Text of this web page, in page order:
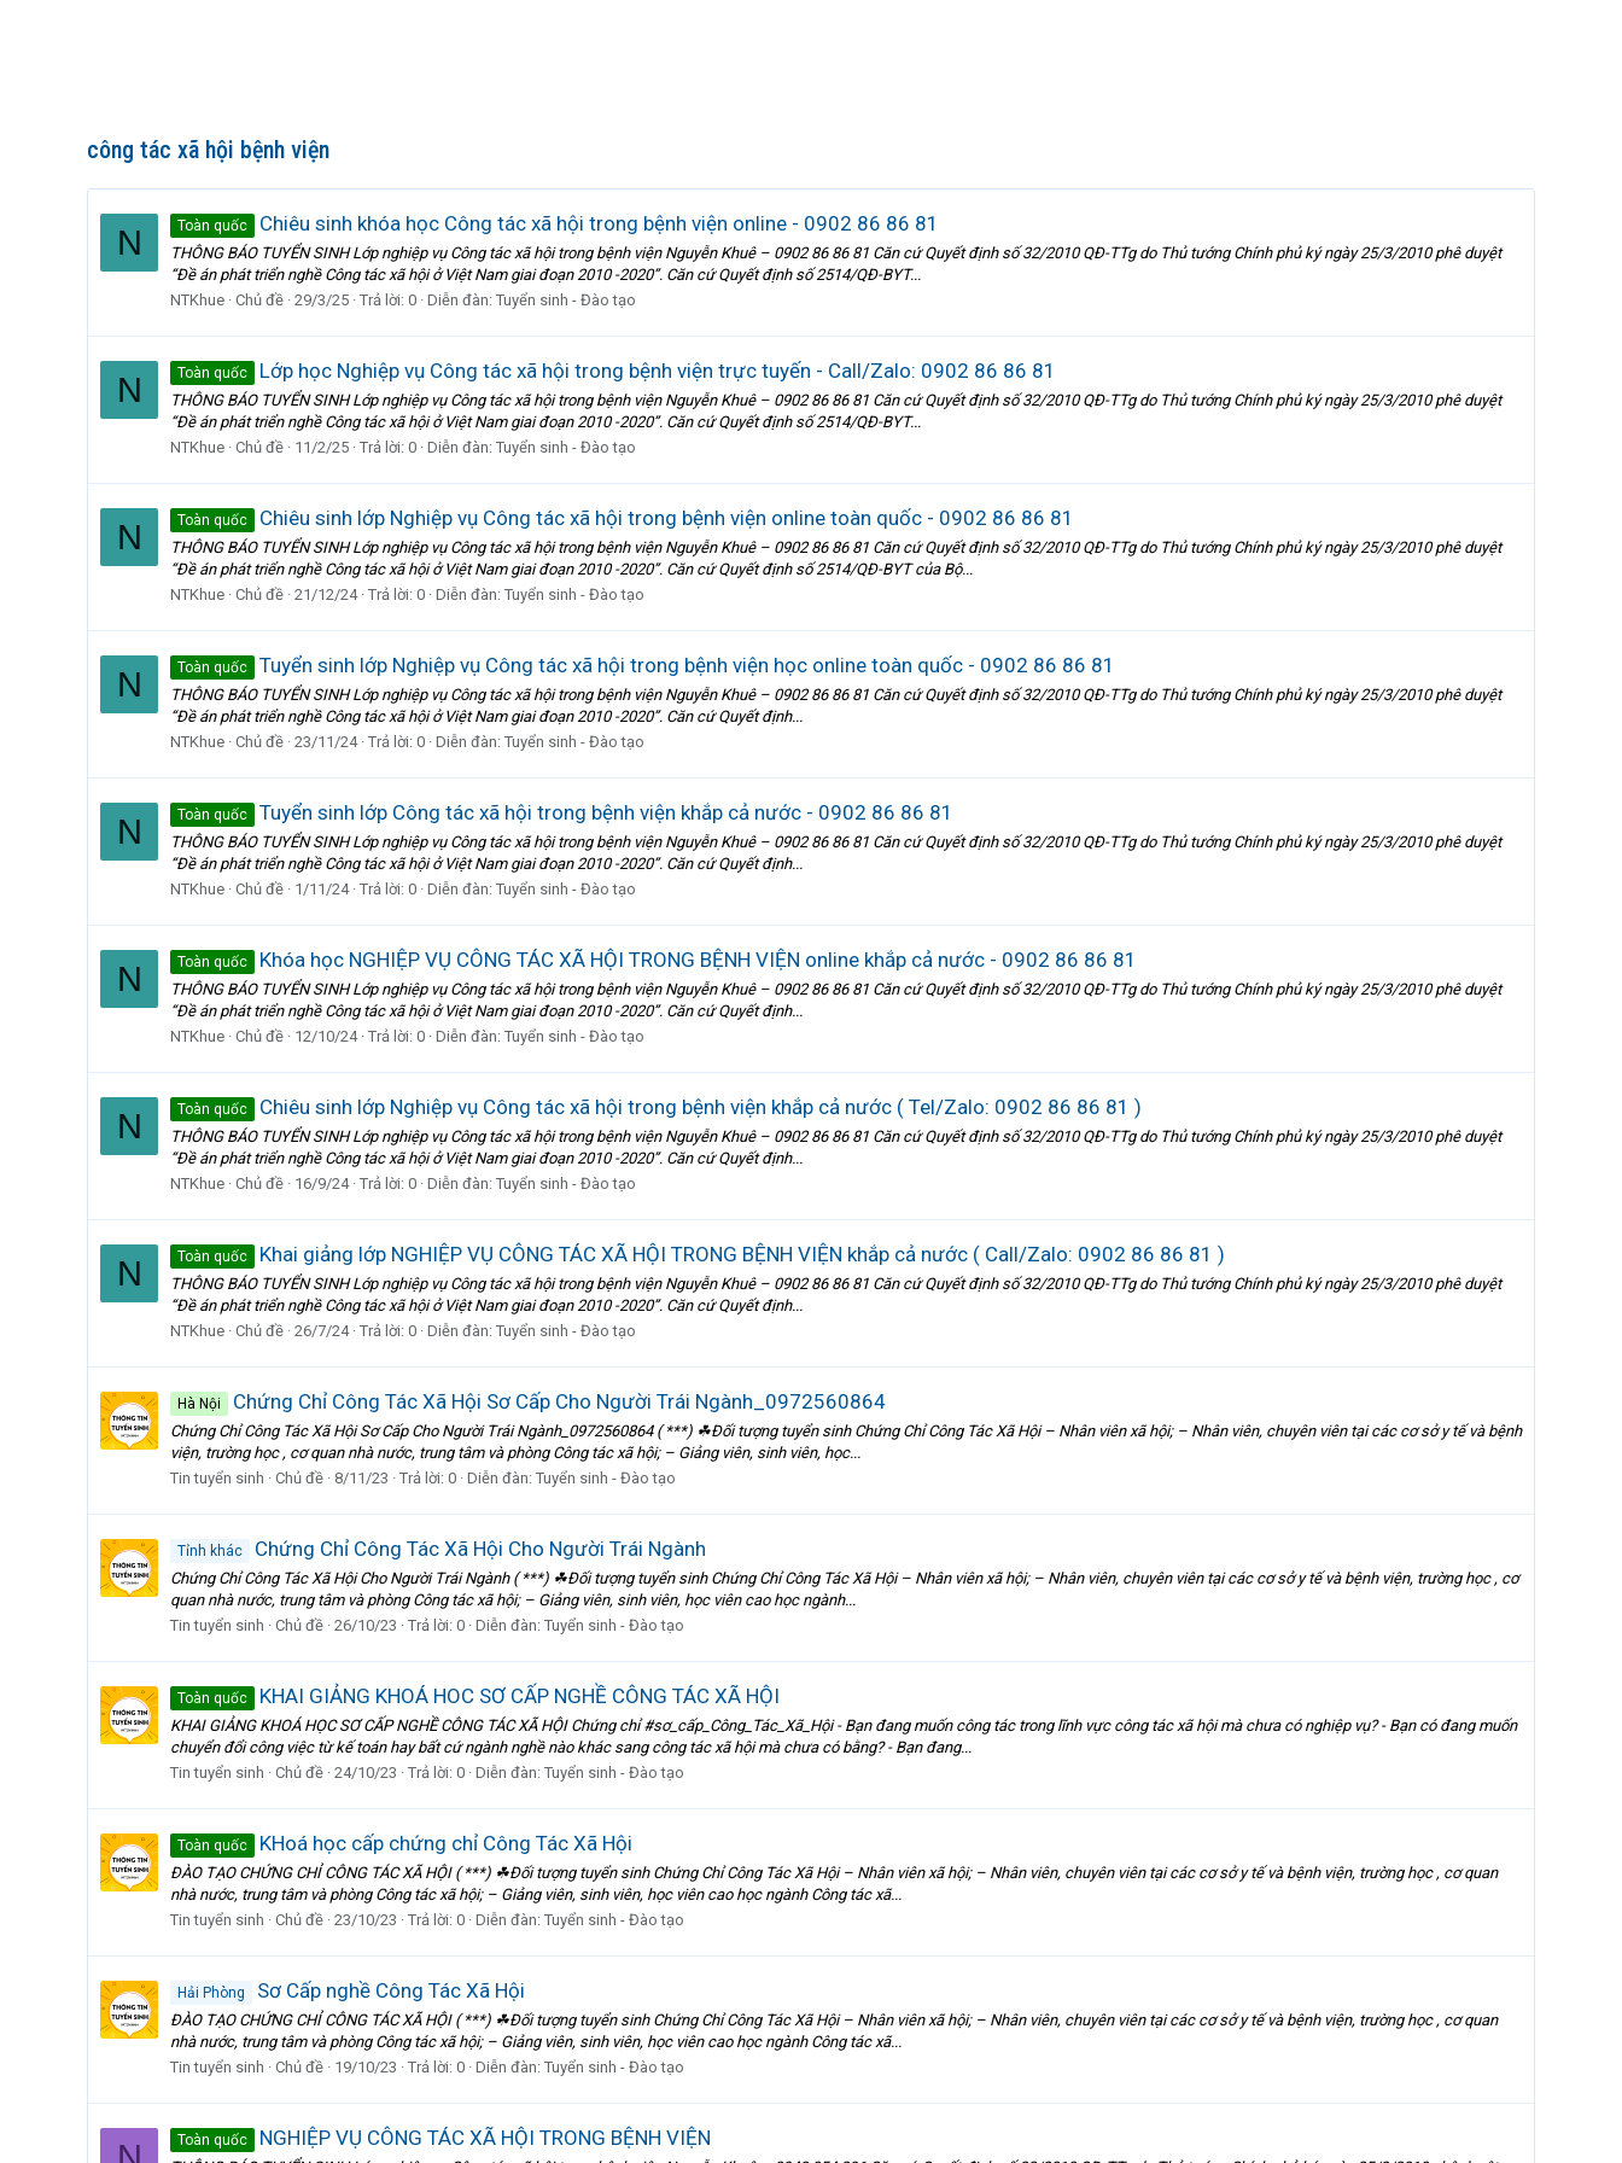
công tác xã hội bệnh viện
N Toàn quốc Chiêu sinh khóa học Công tác xã hội trong bệnh viện online - 0902 86 86 81
THÔNG BÁO TUYỂN SINH Lớp nghiệp vụ Công tác xã hội trong bệnh viện Nguyễn Khuê – 0902 86 86 81 Căn cứ Quyết định số 32/2010 QĐ-TTg do Thủ tướng Chính phủ ký ngày 25/3/2010 phê duyệt
“Đề án phát triển nghề Công tác xã hội ở Việt Nam giai đoạn 2010 -2020”. Căn cứ Quyết định số 2514/QĐ-BYT...
NTKhue Chủ đề 29/3/25 Trả lời: 0 Diễn đàn: Tuyển sinh - Đào tạo
N Toàn quốc Lớp học Nghiệp vụ Công tác xã hội trong bệnh viện trực tuyến - Call/Zalo: 0902 86 86 81
THÔNG BÁO TUYỂN SINH Lớp nghiệp vụ Công tác xã hội trong bệnh viện Nguyễn Khuê – 0902 86 86 81 Căn cứ Quyết định số 32/2010 QĐ-TTg do Thủ tướng Chính phủ ký ngày 25/3/2010 phê duyệt
“Đề án phát triển nghề Công tác xã hội ở Việt Nam giai đoạn 2010 -2020”. Căn cứ Quyết định số 2514/QĐ-BYT...
NTKhue Chủ đề 11/2/25 Trả lời: 0 Diễn đàn: Tuyển sinh - Đào tạo
N Toàn quốc Chiêu sinh lớp Nghiệp vụ Công tác xã hội trong bệnh viện online toàn quốc - 0902 86 86 81
THÔNG BÁO TUYỂN SINH Lớp nghiệp vụ Công tác xã hội trong bệnh viện Nguyễn Khuê – 0902 86 86 81 Căn cứ Quyết định số 32/2010 QĐ-TTg do Thủ tướng Chính phủ ký ngày 25/3/2010 phê duyệt
“Đề án phát triển nghề Công tác xã hội ở Việt Nam giai đoạn 2010 -2020”. Căn cứ Quyết định số 2514/QĐ-BYT của Bộ...
NTKhue Chủ đề 21/12/24 Trả lời: 0 Diễn đàn: Tuyển sinh - Đào tạo
N Toàn quốc Tuyển sinh lớp Nghiệp vụ Công tác xã hội trong bệnh viện học online toàn quốc - 0902 86 86 81
THÔNG BÁO TUYỂN SINH Lớp nghiệp vụ Công tác xã hội trong bệnh viện Nguyễn Khuê – 0902 86 86 81 Căn cứ Quyết định số 32/2010 QĐ-TTg do Thủ tướng Chính phủ ký ngày 25/3/2010 phê duyệt
“Đề án phát triển nghề Công tác xã hội ở Việt Nam giai đoạn 2010 -2020”. Căn cứ Quyết định...
NTKhue Chủ đề 23/11/24 Trả lời: 0 Diễn đàn: Tuyển sinh - Đào tạo
N Toàn quốc Tuyển sinh lớp Công tác xã hội trong bệnh viện khắp cả nước - 0902 86 86 81
THÔNG BÁO TUYỂN SINH Lớp nghiệp vụ Công tác xã hội trong bệnh viện Nguyễn Khuê – 0902 86 86 81 Căn cứ Quyết định số 32/2010 QĐ-TTg do Thủ tướng Chính phủ ký ngày 25/3/2010 phê duyệt
“Đề án phát triển nghề Công tác xã hội ở Việt Nam giai đoạn 2010 -2020”. Căn cứ Quyết định...
NTKhue Chủ đề 1/11/24 Trả lời: 0 Diễn đàn: Tuyển sinh - Đào tạo
N Toàn quốc Khóa học NGHIỆP VỤ CÔNG TÁC XÃ HỘI TRONG BỆNH VIỆN online khắp cả nước - 0902 86 86 81
THÔNG BÁO TUYỂN SINH Lớp nghiệp vụ Công tác xã hội trong bệnh viện Nguyễn Khuê – 0902 86 86 81 Căn cứ Quyết định số 32/2010 QĐ-TTg do Thủ tướng Chính phủ ký ngày 25/3/2010 phê duyệt
“Đề án phát triển nghề Công tác xã hội ở Việt Nam giai đoạn 2010 -2020”. Căn cứ Quyết định...
NTKhue Chủ đề 12/10/24 Trả lời: 0 Diễn đàn: Tuyển sinh - Đào tạo
N Toàn quốc Chiêu sinh lớp Nghiệp vụ Công tác xã hội trong bệnh viện khắp cả nước ( Tel/Zalo: 0902 86 86 81 )
THÔNG BÁO TUYỂN SINH Lớp nghiệp vụ Công tác xã hội trong bệnh viện Nguyễn Khuê – 0902 86 86 81 Căn cứ Quyết định số 32/2010 QĐ-TTg do Thủ tướng Chính phủ ký ngày 25/3/2010 phê duyệt
“Đề án phát triển nghề Công tác xã hội ở Việt Nam giai đoạn 2010 -2020”. Căn cứ Quyết định...
NTKhue Chủ đề 16/9/24 Trả lời: 0 Diễn đàn: Tuyển sinh - Đào tạo
N Toàn quốc Khai giảng lớp NGHIỆP VỤ CÔNG TÁC XÃ HỘI TRONG BỆNH VIỆN khắp cả nước ( Call/Zalo: 0902 86 86 81 )
THÔNG BÁO TUYỂN SINH Lớp nghiệp vụ Công tác xã hội trong bệnh viện Nguyễn Khuê – 0902 86 86 81 Căn cứ Quyết định số 32/2010 QĐ-TTg do Thủ tướng Chính phủ ký ngày 25/3/2010 phê duyệt
“Đề án phát triển nghề Công tác xã hội ở Việt Nam giai đoạn 2010 -2020”. Căn cứ Quyết định...
NTKhue Chủ đề 26/7/24 Trả lời: 0 Diễn đàn: Tuyển sinh - Đào tạo
Hà Nội Chứng Chỉ Công Tác Xã Hội Sơ Cấp Cho Người Trái Ngành_0972560864
Chứng Chỉ Công Tác Xã Hội Sơ Cấp Cho Người Trái Ngành_0972560864 ( ***) ☘Đối tượng tuyển sinh Chứng Chỉ Công Tác Xã Hội – Nhân viên xã hội; – Nhân viên, chuyên viên tại các cơ sở y tế và bệnh
viện, trường học , cơ quan nhà nước, trung tâm và phòng Công tác xã hội; – Giảng viên, sinh viên, học...
Tin tuyển sinh
Chủ đề 8/11/23 Trả lời: 0 Diễn đàn: Tuyển sinh - Đào tạo
Tỉnh khác Chứng Chỉ Công Tác Xã Hội Cho Người Trái Ngành
Chứng Chỉ Công Tác Xã Hội Cho Người Trái Ngành ( ***) ☘Đối tượng tuyển sinh Chứng Chỉ Công Tác Xã Hội – Nhân viên xã hội; – Nhân viên, chuyên viên tại các cơ sở y tế và bệnh viện, trường học , cơ
quan nhà nước, trung tâm và phòng Công tác xã hội; – Giảng viên, sinh viên, học viên cao học ngành...
Tin tuyển sinh
Chủ đề 26/10/23 Trả lời: 0 Diễn đàn: Tuyển sinh - Đào tạo
Toàn quốc KHAI GIẢNG KHOÁ HOC SƠ CẤP NGHỀ CÔNG TÁC XÃ HỘI
KHAI GIẢNG KHOÁ HỌC SƠ CẤP NGHỀ CÔNG TÁC XÃ HỘI Chứng chỉ #sơ_cấp_Công_Tác_Xã_Hội - Bạn đang muốn công tác trong lĩnh vực công tác xã hội mà chưa có nghiệp vụ? - Bạn có đang muốn
chuyển đổi công việc từ kế toán hay bất cứ ngành nghề nào khác sang công tác xã hội mà chưa có bằng? - Bạn đang...
Tin tuyển sinh
Chủ đề 24/10/23 Trả lời: 0 Diễn đàn: Tuyển sinh - Đào tạo
Toàn quốc KHoá học cấp chứng chỉ Công Tác Xã Hội
ĐÀO TẠO CHỨNG CHỈ CÔNG TÁC XÃ HỘI ( ***) ☘Đối tượng tuyển sinh Chứng Chỉ Công Tác Xã Hội – Nhân viên xã hội; – Nhân viên, chuyên viên tại các cơ sở y tế và bệnh viện, trường học , cơ quan
nhà nước, trung tâm và phòng Công tác xã hội; – Giảng viên, sinh viên, học viên cao học ngành Công tác xã...
Tin tuyển sinh
Chủ đề 23/10/23 Trả lời: 0 Diễn đàn: Tuyển sinh - Đào tạo
Hải Phòng Sơ Cấp nghề Công Tác Xã Hội
ĐÀO TẠO CHỨNG CHỈ CÔNG TÁC XÃ HỘI ( ***) ☘Đối tượng tuyển sinh Chứng Chỉ Công Tác Xã Hội – Nhân viên xã hội; – Nhân viên, chuyên viên tại các cơ sở y tế và bệnh viện, trường học , cơ quan
nhà nước, trung tâm và phòng Công tác xã hội; – Giảng viên, sinh viên, học viên cao học ngành Công tác xã...
Tin tuyển sinh
Chủ đề 19/10/23 Trả lời: 0 Diễn đàn: Tuyển sinh - Đào tạo
Toàn quốc NGHIỆP VỤ CÔNG TÁC XÃ HỘI TRONG BỆNH VIỆN